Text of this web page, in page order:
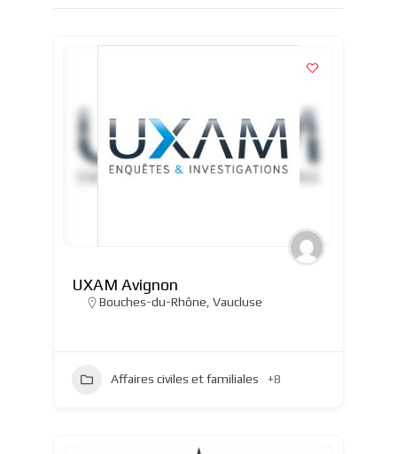
UXAM Avignon
Bouches-du-Rhône Vaucluse
Affaires civiles et familiales +8